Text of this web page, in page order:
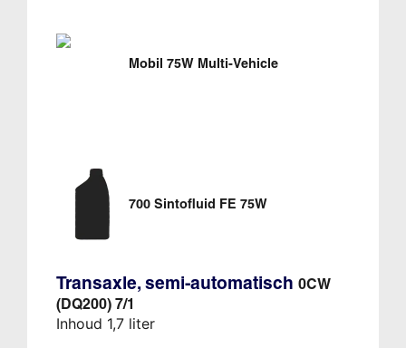
Mobil 75W Multi-Vehicle
700 Sintofluid FE 75W
Transaxle, semi-automatisch 0CW
(DQ200) 7/1
Inhoud 1,7 liter